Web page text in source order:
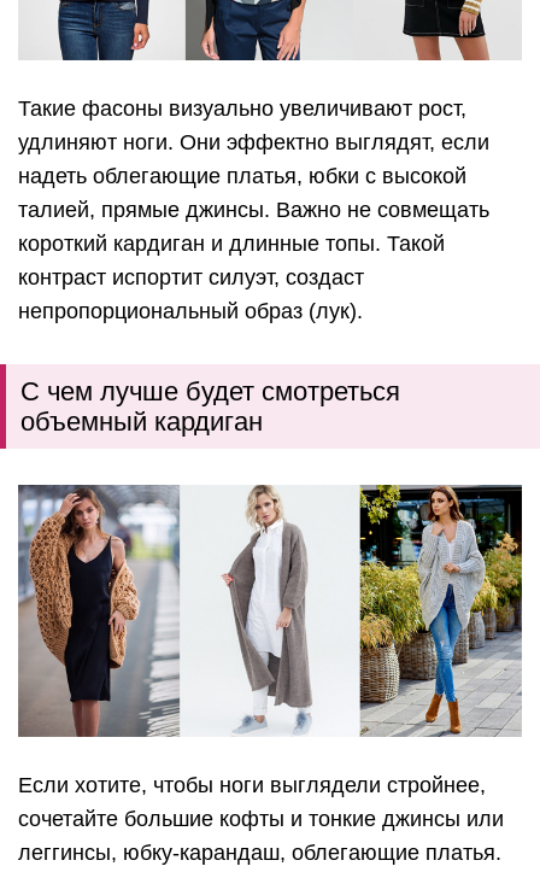
Такие фасоны визуально увеличивают рост,
удлиняют ноги. Они эффектно выглядят, если
надеть облегающие платья, юбки с высокой
талией, прямые джинсы. Важно не совмещать
короткий кардиган и длинные топы. Такой
контраст испортит силуэт, создаст
непропорциональный образ (лук).
С чем лучше будет смотреться
объемный кардиган
Если хотите, чтобы ноги выглядели стройнее,
сочетайте большие кофты и тонкие джинсы или
леггинсы, юбку-карандаш, облегающие платья.